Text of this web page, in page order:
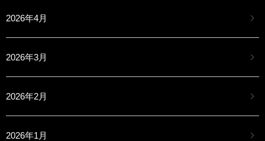
2026年4月
2026年3月
2026年2月
2026年1月